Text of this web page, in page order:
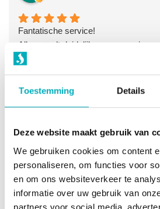
Toestemming Details
Deze website maakt gebruik van
We gebruiken cookies om content
personaliseren, om functies voor
en om ons websiteverkeer te
informatie over uw gebruik van
partners voor social media,
Fantatische service!
Alles wordt duidelijk
over het retourproces is nagedacht,
ontzorgd worden in de kraamweek.
service en zorg!
Olga - Team Bevallingsbaden
Gerrie Mol
Goede communicatie, snelle